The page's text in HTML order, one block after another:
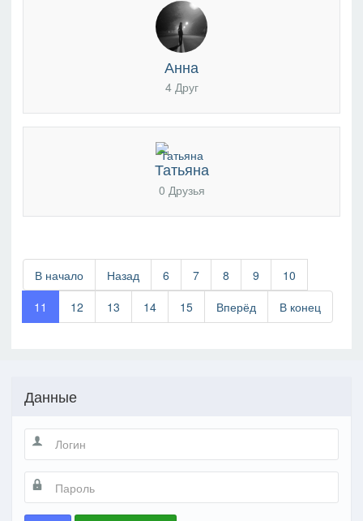
Анна
4 Друг
Татьяна
0 Друзья
В начало Назад 6 7 8 9
10
11
12 13 14 15 Вперёд В конец
Данные